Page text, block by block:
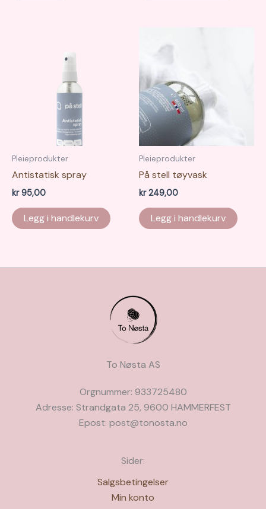
Pleieprodukter
Antistatisk spray
kr95,00
Legg i handlekurv
Pleieprodukter
På stell tøyvask
kr249,00
Legg i handlekurv
To Nøsta AS
Orgnummer: 933725480
Adresse: Strandgata 25, 9600 HAMMERFEST
Epost: post@tonosta.no
Sider:
Salgsbetingelser
Min konto